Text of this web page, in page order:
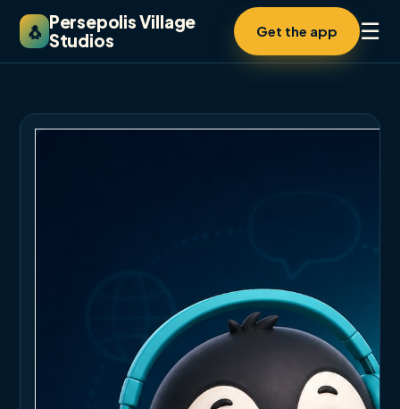
🐧 Persepolis Village
Studios
Get the app ☰